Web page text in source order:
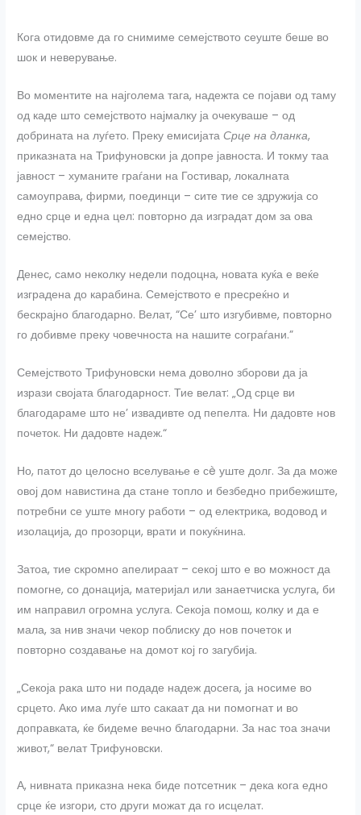
Кога отидовме да го снимиме семејството сеуште беше во
шок и неверување.
Во моментите на најголема тага, надежта се појави од таму
од каде што семејството најмалку ја очекуваше – од
добрината на луѓето. Преку емисијата Срце на дланка,
приказната на Трифуновски ја допре јавноста. И токму таа
јавност – хуманите граѓани на Гостивар, локалната
самоуправа, фирми, поединци – сите тие се здружија со
едно срце и една цел: повторно да изградат дом за ова
семејство.
Денес, само неколку недели подоцна, новата куќа е веќе
изградена до карабина. Семејството е пресреќно и
бескрајно благодарно. Велат, “Се’ што изгубивме, повторно
го добивме преку човечноста на нашите сограѓани.”
Семејството Трифуновски нема доволно зборови да ја
изрази својата благодарност. Тие велат: „Од срце ви
благодараме што не’ извадивте од пепелта. Ни дадовте нов
почеток. Ни дадовте надеж.“
Но, патот до целосно вселување е сè уште долг. За да може
овој дом навистина да стане топло и безбедно прибежиште,
потребни се уште многу работи – од електрика, водовод и
изолација, до прозорци, врати и покуќнина.
Затоа, тие скромно апелираат – секој што е во можност да
помогне, со донација, материјал или занаетчиска услуга, би
им направил огромна услуга. Секоја помош, колку и да е
мала, за нив значи чекор поблиску до нов почеток и
повторно создавање на домот кој го загубија.
„Секоја рака што ни подаде надеж досега, ја носиме во
срцето. Ако има луѓе што сакаат да ни помогнат и во
доправката, ќе бидеме вечно благодарни. За нас тоа значи
живот,“ велат Трифуновски.
А, нивната приказна нека биде потсетник – дека кога едно
срце ќе изгори, сто други можат да го исцелат.